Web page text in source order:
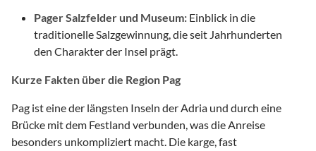
Pager Salzfelder und Museum: Einblick in die
traditionelle Salzgewinnung, die seit Jahrhunderten
den Charakter der Insel prägt.
Kurze Fakten über die Region Pag
Pag ist eine der längsten Inseln der Adria und durch eine
Brücke mit dem Festland verbunden, was die Anreise
besonders unkompliziert macht. Die karge, fast